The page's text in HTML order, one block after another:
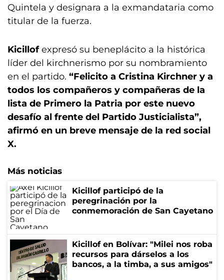
Quintela y designara a la exmandataria como
titular de la fuerza.
Kicillofexpresó su beneplácito a la histórica
líder del kirchnerismo por su nombramiento
en el partido. “Felicito a Cristina Kirchner y a
todos los compañeros y compañeras de la
lista de Primero la Patria por este nuevo
desafío al frente del Partido Justicialista”,
afirmó en un breve mensaje de la red social
X.
Más noticias
Kicillof participó de la
peregrinación por la
conmemoración de San Cayetano
Kicillof en Bolívar: "Milei nos roba
recursos para dárselos a los
bancos, a la timba, a sus amigos"